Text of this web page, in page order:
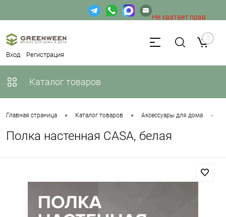
Вход Регистрация
Не хватает прав
доступа к веб-форме. 0
Каталог товаров
Главная страница • Каталог товаров • Аксессуары для дома •
Полка настенная CASA, белая